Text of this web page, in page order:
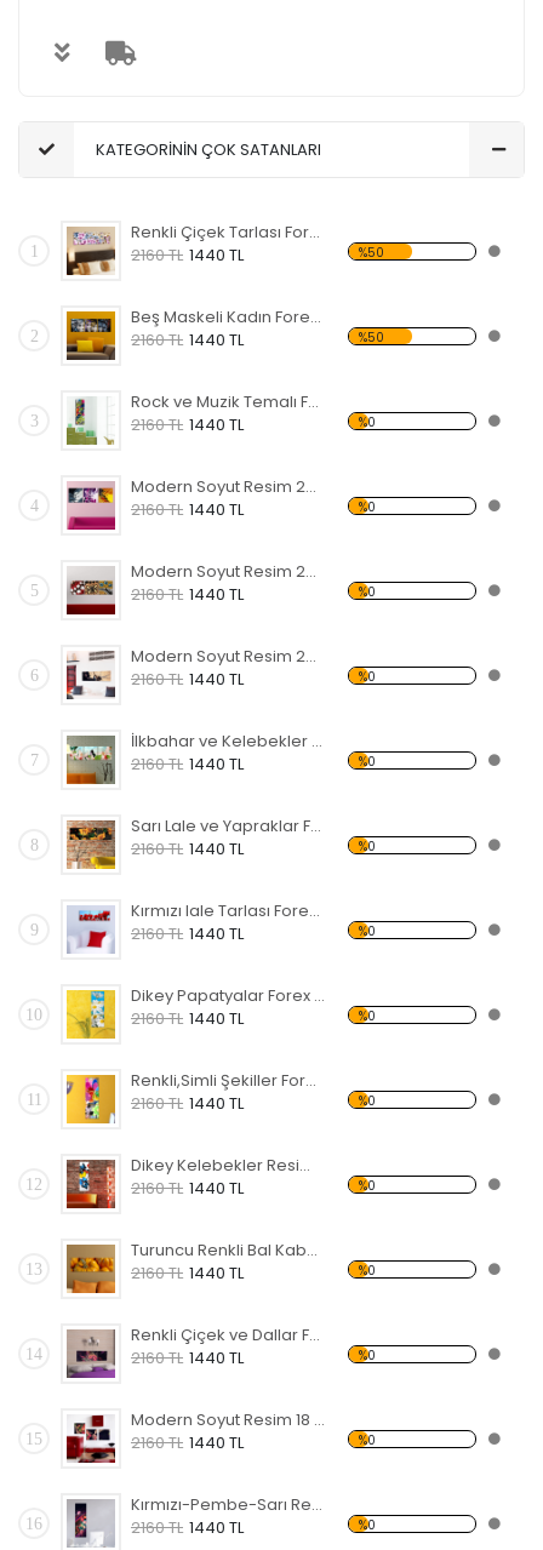
KATEGORİNİN ÇOK SATANLARI
1
Renkli Çiçek Tarlası Forex Tablo
2160 TL 1440 TL %50
2
Beş Maskeli Kadın Forex Tablo
2160 TL 1440 TL %50
3
Rock ve Muzik Temalı Forex Tablo
2160 TL 1440 TL %0
4
Modern Soyut Resim 25 Forex Tablo
2160 TL 1440 TL %0
5
Modern Soyut Resim 24 Forex Tablo
2160 TL 1440 TL %0
6
Modern Soyut Resim 24 Forex Tablo
2160 TL 1440 TL %0
7
İlkbahar ve Kelebekler Forex Tablo
2160 TL 1440 TL %0
8
Sarı Lale ve Yapraklar Forex Tablo
2160 TL 1440 TL %0
9
Kırmızı lale Tarlası Forex Tablo
2160 TL 1440 TL %0
10
Dikey Papatyalar Forex Tablo
2160 TL 1440 TL %0
11
Renkli,Simli Şekiller Forex Tablo
2160 TL 1440 TL %0
12
Dikey Kelebekler Resim Forex Tablo
2160 TL 1440 TL %0
13
Turuncu Renkli Bal Kabakları Forex Tablo
2160 TL 1440 TL %0
14
Renkli Çiçek ve Dallar Forex Tablo
2160 TL 1440 TL %0
15
Modern Soyut Resim 18 Forex Tablo
2160 TL 1440 TL %0
16
Kırmızı-Pembe-Sarı Renkli Çiçekler Forex Tablo
2160 TL 1440 TL %0